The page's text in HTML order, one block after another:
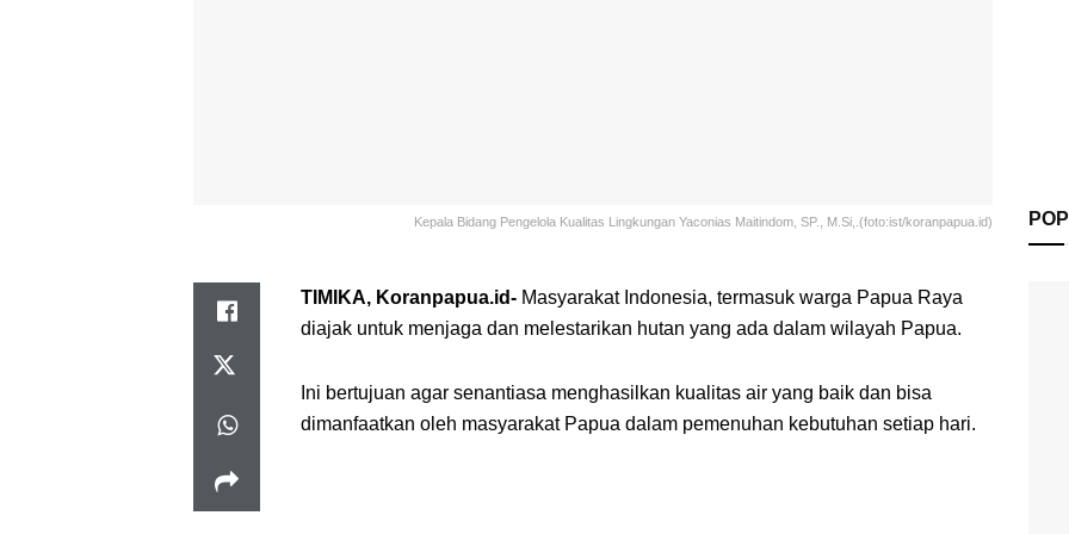
Kepala Bidang Pengelola Kualitas Lingkungan Yaconias Maitindom, SP., M.Si,.(foto:ist/koranpapua.id)
TIMIKA, Koranpapua.id- Masyarakat Indonesia, termasuk warga Papua Raya
diajak untuk menjaga dan melestarikan hutan yang ada dalam wilayah Papua.
Ini bertujuan agar senantiasa menghasilkan kualitas air yang baik dan bisa
dimanfaatkan oleh masyarakat Papua dalam pemenuhan kebutuhan setiap hari.